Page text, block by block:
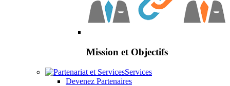
Mission et Objectifs
Services
Devenez Partenaires